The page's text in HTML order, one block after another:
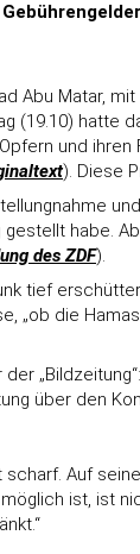
Abu
(19.10)
und
). Diese
habe.
des ZDF).
tief
„ob die
über den
Auf
ist, ist